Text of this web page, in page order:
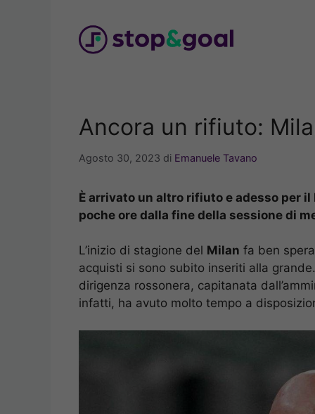
Ancora un rifiuto:
Agosto 30, 2023 di Emanuele Tavano
È arrivato un altro rifiuto e adesso per
poche ore dalla fine della sessione di
L’inizio di stagione del Milan fa ben
acquisti si sono subito inseriti alla
dirigenza rossonera, capitanata
infatti, ha avuto molto tempo a